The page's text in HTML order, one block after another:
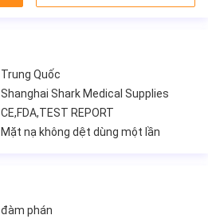
Trung Quốc
Shanghai Shark Medical Supplies
CE,FDA,TEST REPORT
Mặt nạ không dệt dùng một lần
đàm phán